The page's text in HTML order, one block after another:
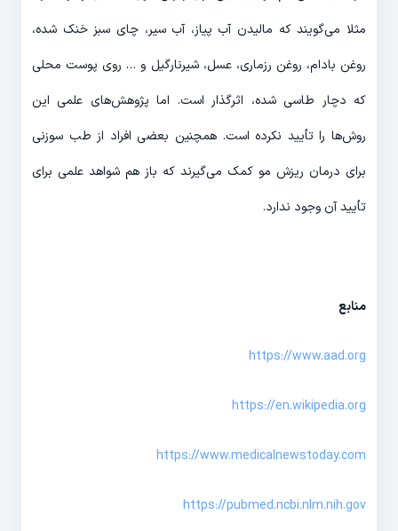
مثلا می‌گویند که مالیدن آب پیاز، آب سیر، چای سبز خنک شده،
روغن بادام، روغن رزماری، عسل، شیرنارگیل و … روی پوست محلی
که دچار طاسی شده، اثرگذار است. اما پژوهش‌های علمی این
روش‌ها را تأیید نکرده است. همچنین بعضی افراد از طب سوزنی
برای درمان ریزش مو کمک می‌گیرند که باز هم شواهد علمی برای
تأیید آن وجود ندارد.
منابع
https://www.aad.org
https://en.wikipedia.org
https://www.medicalnewstoday.com
https://pubmed.ncbi.nlm.nih.gov